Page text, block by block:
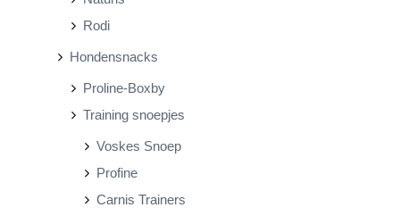
Rodi
Hondensnacks
Proline-Boxby
Training snoepjes
Voskes Snoep
Profine
Carnis Trainers